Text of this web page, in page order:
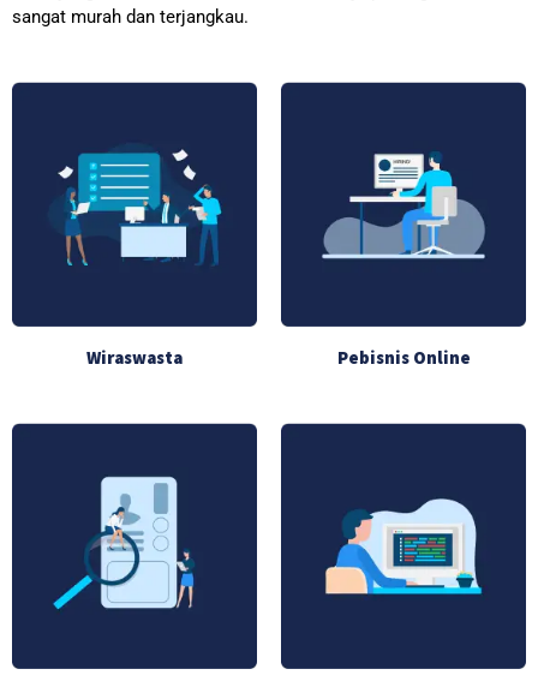
sangat murah dan terjangkau.
Wiraswasta Pebisnis Online